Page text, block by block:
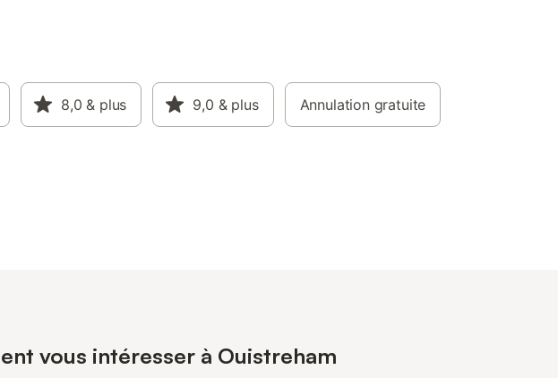
8,0 & plus 9,0 & plus Annulation gratuite
vous intéresser à Ouistreham